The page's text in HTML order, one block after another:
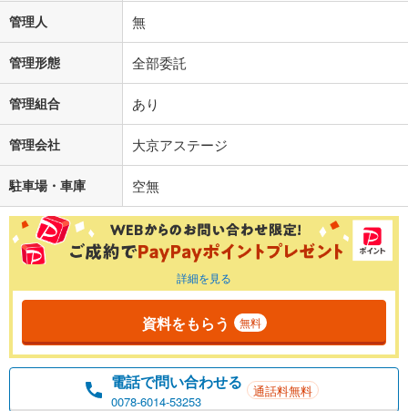
管理人 無
管理形態 全部委託
管理組合 あり
管理会社 大京アステージ
駐車場・車庫 空無
詳細を見る
資料をもらう 無料
電話で問い合わせる
0078-6014-53253
通話料無料